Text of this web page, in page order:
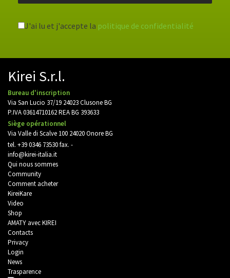
J'ai lu et j'accepte la politique de confidentialité
Kirei S.r.l.
Bureau d'inscription
Via San Lucio 37/19 24023 Clusone BG
P.IVA 03614710162 REA BG 393633
Siège opérationnel
Via Valle di Scalve 100 24020 Onore BG
tel. +39 0346 73530fax. -
info@kirei-italia.it
Qui nous sommes
Community
Comment acheter
KireiKare
Video
Shop
AMATY avec KIREI
Contacts
Privacy
Login
News
Trasparence